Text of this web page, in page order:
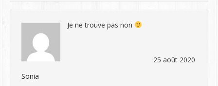
Sonia
Je ne trouve pas non
25 août 2020